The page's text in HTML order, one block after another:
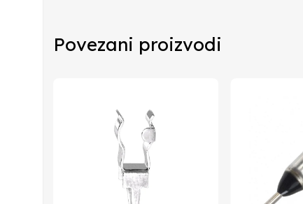
Zemlja Porekla
Povezani proizvodi